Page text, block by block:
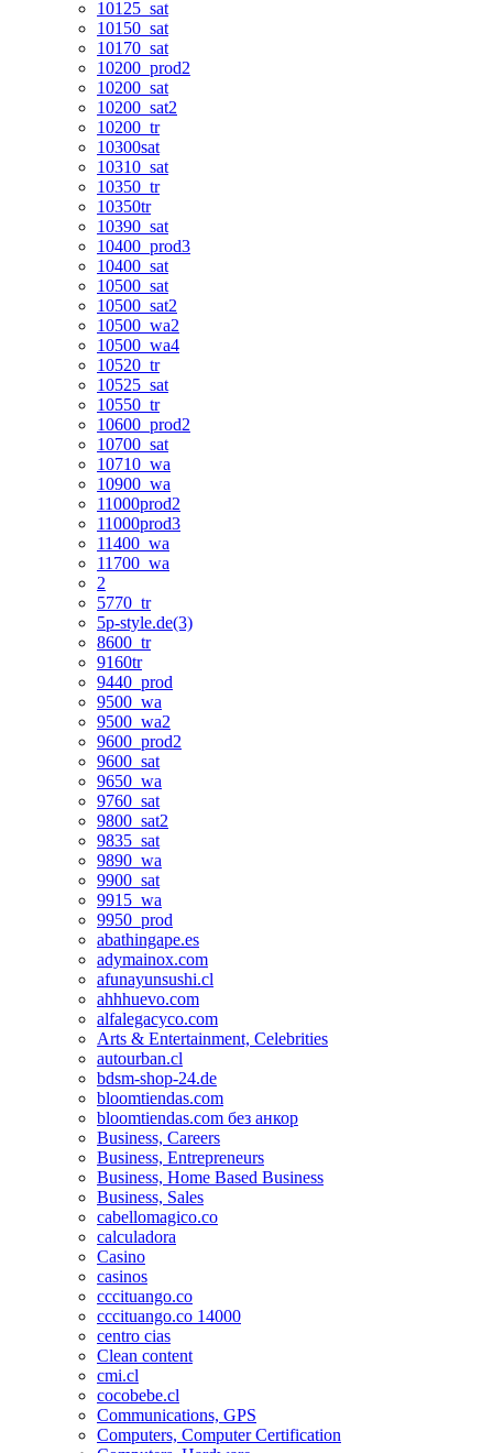
10125_sat
10150_sat
10170_sat
10200_prod2
10200_sat
10200_sat2
10200_tr
10300sat
10310_sat
10350_tr
10350tr
10390_sat
10400_prod3
10400_sat
10500_sat
10500_sat2
10500_wa2
10500_wa4
10520_tr
10525_sat
10550_tr
10600_prod2
10700_sat
10710_wa
10900_wa
11000prod2
11000prod3
11400_wa
11700_wa
2
5770_tr
5p-style.de(3)
8600_tr
9160tr
9440_prod
9500_wa
9500_wa2
9600_prod2
9600_sat
9650_wa
9760_sat
9800_sat2
9835_sat
9890_wa
9900_sat
9915_wa
9950_prod
abathingape.es
adymainox.com
afunayunsushi.cl
ahhhuevo.com
alfalegacyco.com
Arts & Entertainment, Celebrities
autourban.cl
bdsm-shop-24.de
bloomtiendas.com
bloomtiendas.com без анкор
Business, Careers
Business, Entrepreneurs
Business, Home Based Business
Business, Sales
cabellomagico.co
calculadora
Casino
casinos
cccituango.co
cccituango.co 14000
centro cias
Clean content
cmi.cl
cocobebe.cl
Communications, GPS
Computers, Computer Certification